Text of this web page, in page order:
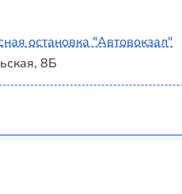
остановка "Автовокзал"
8Б